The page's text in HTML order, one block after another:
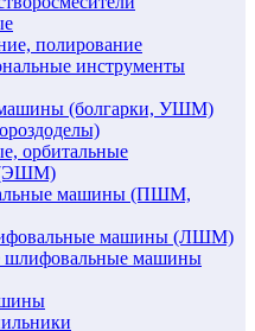
полирование
инструменты
(болгарки, УШМ)
орбитальные
(ЭШМ)
машины (ПШМ,
машины (ЛШМ)
шлифовальные машины